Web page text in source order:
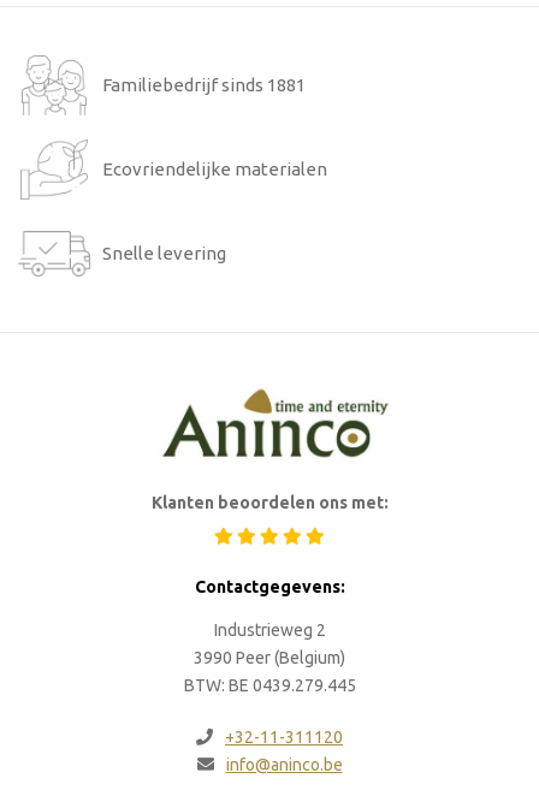
Familiebedrijf sinds 1881
Ecovriendelijke materialen
Snelle levering
Klanten beoordelen ons met:
Contactgegevens:
Industrieweg 2
3990 Peer (Belgium)
BTW: BE 0439.279.445
+32-11-311120
info@aninco.be